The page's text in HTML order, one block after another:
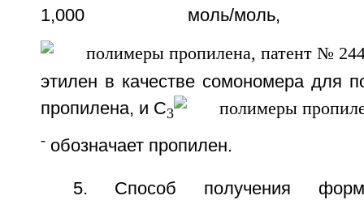
1,000 моль/
этилен в качестве сомономера для
пропилена, и С3
-обозначает пропилен.
5. Способ получения